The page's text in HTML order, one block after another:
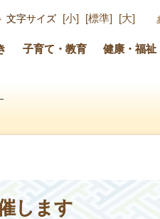
文字サイズ [小] [標準] [大]
子育て・教育 健康・福祉
します